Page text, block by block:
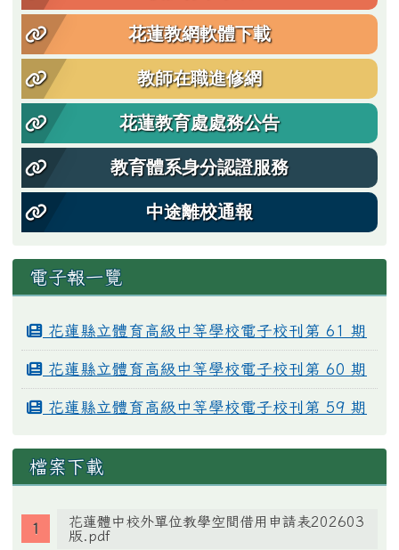
花蓮教網軟體下載
教師在職進修網
花蓮教育處處務公告
教育體系身分認證服務
中途離校通報
電子報一覽
花蓮縣立體育高級中等學校電子校刊第 61 期
花蓮縣立體育高級中等學校電子校刊第 60 期
花蓮縣立體育高級中等學校電子校刊第 59 期
檔案下載
花蓮體中校外單位教學空間借用申請表202603
版.pdf